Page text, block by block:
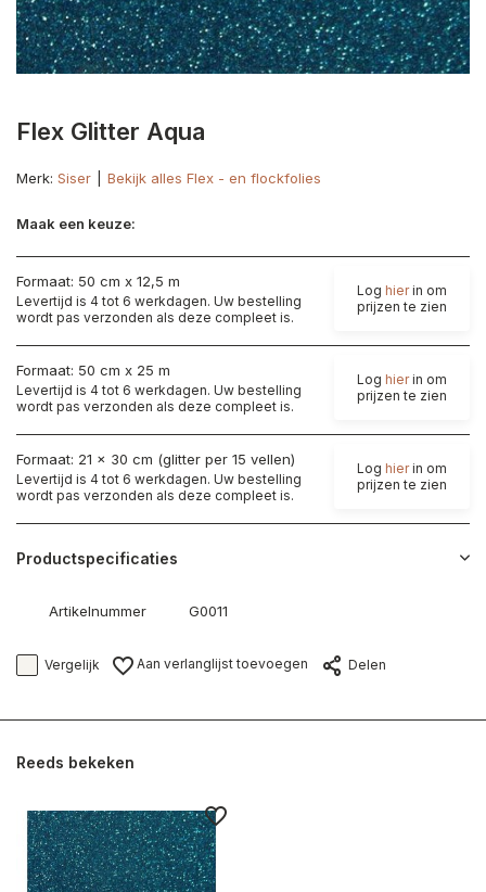
Flex Glitter Aqua
Merk: Siser Bekijk alles Flex - en flockfolies
Maak een keuze:
Formaat: 50 cm x 12,5 m
Levertijd is 4 tot 6 werkdagen. Uw bestelling
wordt pas verzonden als deze compleet is.
Log hierin om
prijzen te zien
Formaat: 50 cm x 25 m
Levertijd is 4 tot 6 werkdagen. Uw bestelling
wordt pas verzonden als deze compleet is.
Log hierin om
prijzen te zien
Formaat: 21 x 30 cm (glitter per 15 vellen)
Levertijd is 4 tot 6 werkdagen. Uw bestelling
wordt pas verzonden als deze compleet is.
Log hierin om
prijzen te zien
Productspecificaties
Artikelnummer G0011
Vergelijk Aan verlanglijst toevoegen Delen
Reeds bekeken